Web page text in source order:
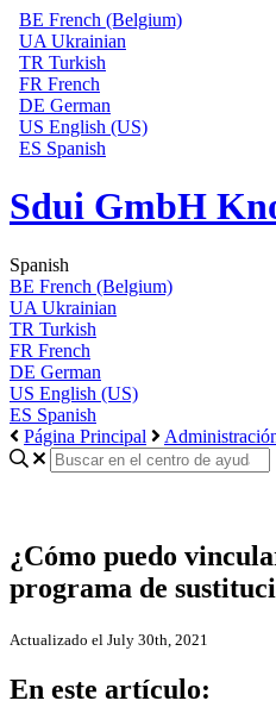
BE French (Belgium)
UA Ukrainian
TR Turkish
FR French
DE German
US English (US)
ES Spanish
Sdui GmbH
Spanish
BE French (Belgium)
UA Ukrainian
TR Turkish
FR French
DE German
US English (US)
ES Spanish
Página Principal
¿Cómo puedo
programa de
Actualizado el July 30th, 2021
En este artículo: